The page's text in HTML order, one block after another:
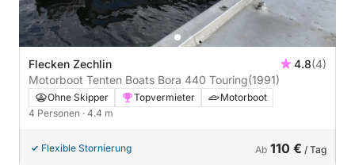
Flecken Zechlin 4.8(4)
Motorboot Tenten Boats Bora 440 Touring(1991)
Ohne Skipper Topvermieter
Motorboot
4 Personen · 4.4 m
Flexible Stornierung Ab 110 € / Tag